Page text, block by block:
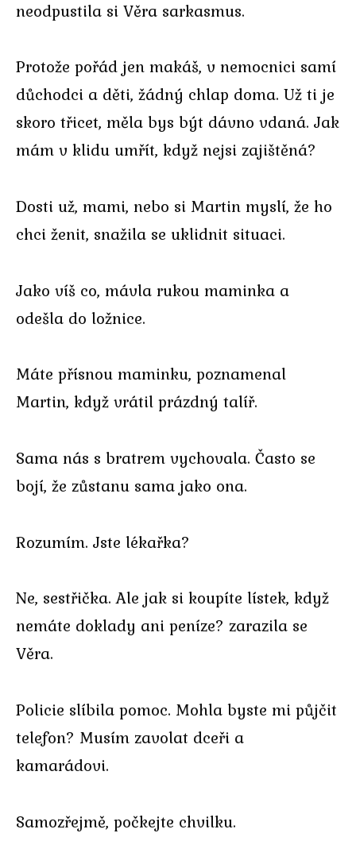
neodpustila si Věra sarkasmus.
Protože pořád jen makáš, v nemocnici samí
důchodci a děti, žádný chlap doma. Už ti je
skoro třicet, měla bys být dávno vdaná. Jak
mám v klidu umřít, když nejsi zajištěná?
Dosti už, mami, nebo si Martin myslí, že ho
chci ženit, snažila se uklidnit situaci.
Jako víš co, mávla rukou maminka a
odešla do ložnice.
Máte přísnou maminku, poznamenal
Martin, když vrátil prázdný talíř.
Sama nás s bratrem vychovala. Často se
bojí, že zůstanu sama jako ona.
Rozumím. Jste lékařka?
Ne, sestřička. Ale jak si koupíte lístek, když
nemáte doklady ani peníze? zarazila se
Věra.
Policie slíbila pomoc. Mohla byste mi půjčit
telefon? Musím zavolat dceři a
kamarádovi.
Samozřejmě, počkejte chvilku.